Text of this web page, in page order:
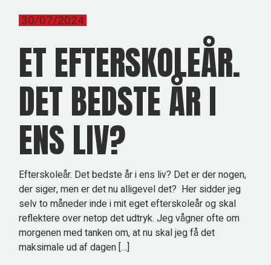
30/07/2024
ET EFTERSKOLEÅR.
DET BEDSTE ÅR I
ENS LIV?
Efterskoleår. Det bedste år i ens liv? Det er der nogen,
der siger, men er det nu alligevel det? Her sidder jeg
selv to måneder inde i mit eget efterskoleår og skal
reflektere over netop det udtryk. Jeg vågner ofte om
morgenen med tanken om, at nu skal jeg få det
maksimale ud af dagen […]